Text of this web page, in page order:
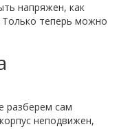
напряжен, как
Только теперь можно
разберем сам
неподвижен,